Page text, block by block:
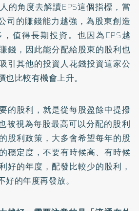
的角度去解讀EPS這個指標，當
司的賺錢能力越強，為股東創造
值得長期投資。也因為EPS越
錢，因此能分配給股東的股利也
引其他的投資人花錢投資這家公
比較有機會上升。
的股利，就是從每股盈餘中提撥
被視為每股最高可以分配的股利
股利政策，大多會希望每年的股
穩定度，不要有時候高、有時候
好的年度，配發比較少的股利，
的年度再發放。